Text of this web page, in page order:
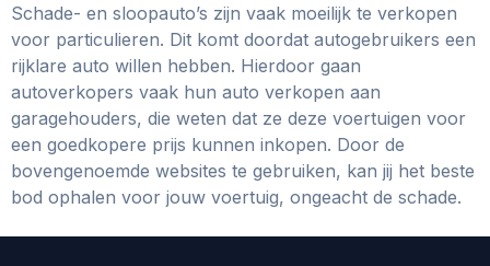
Schade- en sloopauto’s zijn vaak moeilijk te verkopen
voor particulieren. Dit komt doordat autogebruikers een
rijklare auto willen hebben. Hierdoor gaan
autoverkopers vaak hun auto verkopen aan
garagehouders, die weten dat ze deze voertuigen voor
een goedkopere prijs kunnen inkopen. Door de
bovengenoemde websites te gebruiken, kan jij het beste
bod ophalen voor jouw voertuig, ongeacht de schade.